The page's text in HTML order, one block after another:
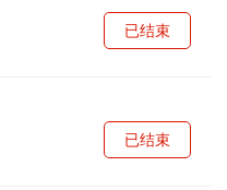
已结束
已结束